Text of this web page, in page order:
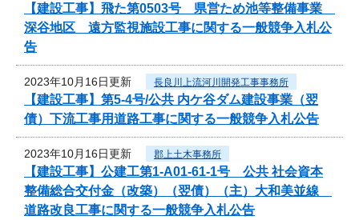
【建設工事】飛た第0503号 県営ため池等整備事業
深谷地区 遠方監視施設工事に関する一般競争入札公
告
2023年10月16日更新 長良川上流河川開発工事事務所
【建設工事】第5-4号/公共 内ケ谷ダム建設事業（翌
債）下流工事用道路工事に関する一般競争入札公告
2023年10月16日更新 郡上土木事務所
【建設工事】公建工第1-A01-61-1号 公共 社会資本
整備総合交付金（改築）（翌債）（主）大和美並線
道路改良工事に関する一般競争入札公告